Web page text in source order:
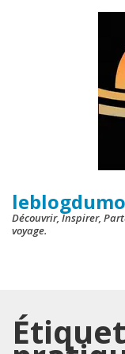
Découvrir, Inspirer,
voyage.